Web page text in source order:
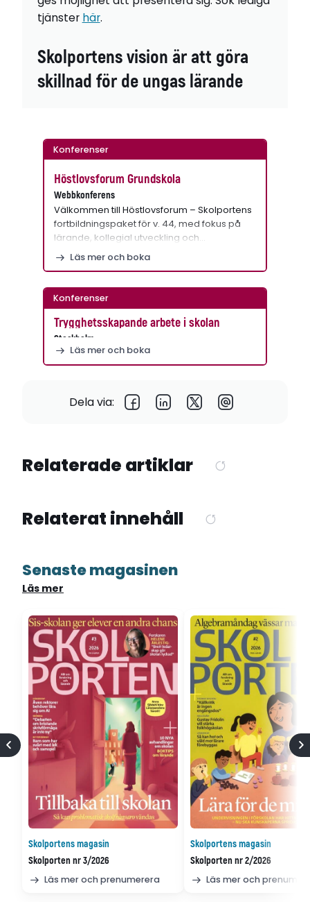
tjänster här.
Skolportens vision är att göra
skillnad för de ungas lärande
Konferenser
Höstlovsforum Grundskola
Webbkonferens
Välkommen till Höstlovsforum – Skolportens
fortbildningspaket för v. 44, med fokus på
lärande, kollegial utveckling och…
Läs mer och boka
Konferenser
Trygghetsskapande arbete i skolan
Stockholm
Läs mer och boka
Dela via:
Relaterade artiklar
Relaterat innehåll
Senaste magasinen
Läs mer
Skolportens magasin
Skolporten nr 3/2026
Läs mer och prenumerera
Skolportens magasin
Skolporten nr 2/2026
Läs mer och